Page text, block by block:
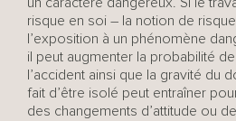
risque en soi – la notion de
l’exposition à un phénomène
il peut augmenter la probabilité
l’accident ainsi que la gravité du
fait d’être isolé peut entraîner
des changements d’attitude ou